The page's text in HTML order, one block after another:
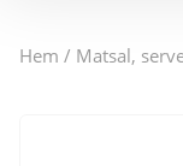
hem / matsal,